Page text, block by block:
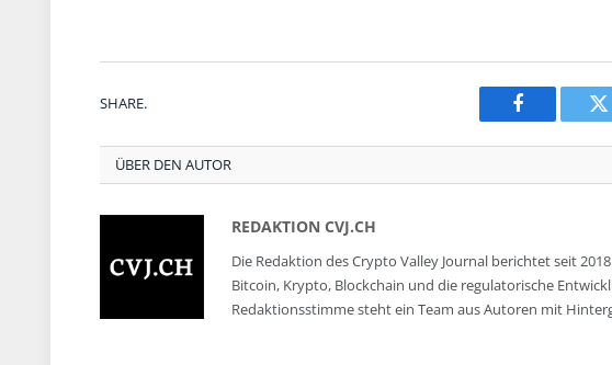
SHARE.
Facebook
ÜBER DEN AUTOR
REDAKTION CVJ.CH
Die Redaktion des Crypto Valley Journal berichtet seit
Bitcoin, Krypto, Blockchain und die regulatorische
Redaktionsstimme steht ein Team aus Autoren mit